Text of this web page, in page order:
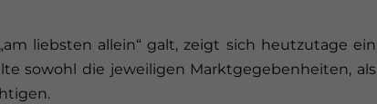
liebsten allein“ galt, zeigt sich heutzutage ein
sowohl die jeweiligen Marktgegebenheiten, als